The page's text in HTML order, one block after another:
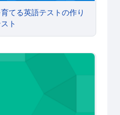
てる英語テストの作り
ト
てる英語テストの作り方①筆記